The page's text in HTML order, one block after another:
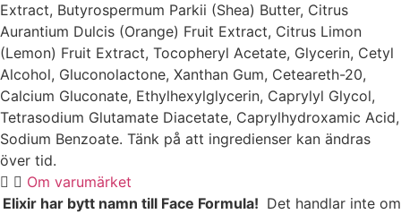
Extract, Butyrospermum Parkii (Shea) Butter, Citrus
Aurantium Dulcis (Orange) Fruit Extract, Citrus Limon
(Lemon) Fruit Extract, Tocopheryl Acetate, Glycerin, Cetyl
Alcohol, Gluconolactone, Xanthan Gum, Ceteareth-20,
Calcium Gluconate, Ethylhexylglycerin, Caprylyl Glycol,
Tetrasodium Glutamate Diacetate, Caprylhydroxamic Acid,
Sodium Benzoate. Tänk på att ingredienser kan ändras
över tid.
Om varumärket
Elixir har bytt namn till Face Formula! Det handlar inte om